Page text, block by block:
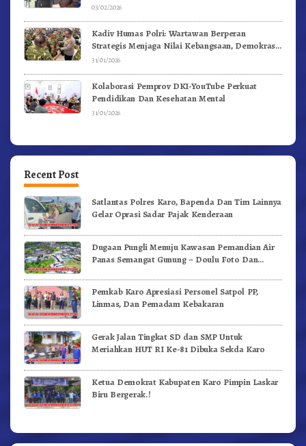
03/02/2026
Kadiv Humas Polri: Wartawan Berperan
Strategis Menjaga Nilai Kebangsaan, Demokrasi,
dan NKRI
31/01/2026
Kolaborasi Pemprov DKI-YouTube Perkuat
Pendidikan Dan Kesehatan Mental
31/01/2026
Recent Post
Satlantas Polres Karo, Bapenda Dan Tim Lainnya
Gelar Oprasi Sadar Pajak Kenderaan
Dugaan Pungli Menuju Kawasan Pemandian Air
Panas Semangat Gunung – Doulu Foto Dan
Pemkab Karo Apresiasi Personel Satpol PP,
Linmas, Dan Pemadam Kebakaran
Gerak Jalan Tingkat SD dan SMP Untuk
Meriahkan HUT RI Ke-81 Dibuka Sekda Karo
Ketua Demokrat Kabupaten Karo Pimpin Laskar
Biru Bergerak.!